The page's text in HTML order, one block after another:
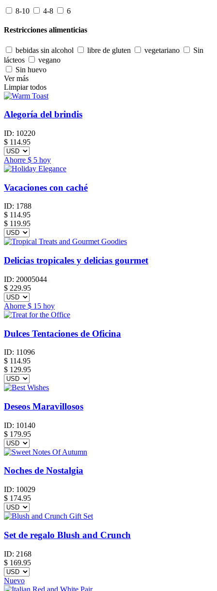
8-10 4-8 6
Restricciones alimenticias
bebidas sin alcohol libre de gluten vegetariano
Sin
lácteos
vegano
Sin huevo
Ver más
Limpiar todos
Alegoría del brindis
ID: 10220
$ 114.95
Ahorre $ 5 hoy
Vacaciones con caché
ID: 1788
$ 114.95
$ 119.95
Delicias tropicales y delicias gourmet
ID: 20005044
$ 229.95
Ahorre $ 15 hoy
Dulces Tentaciones de Oficina
ID: 11096
$ 114.95
$ 129.95
Deseos Maravillosos
ID: 10140
$ 179.95
Noches de Nostalgia
ID: 10029
$ 174.95
Set de regalo Blush and Crunch
ID: 2168
$ 169.95
Nuevo